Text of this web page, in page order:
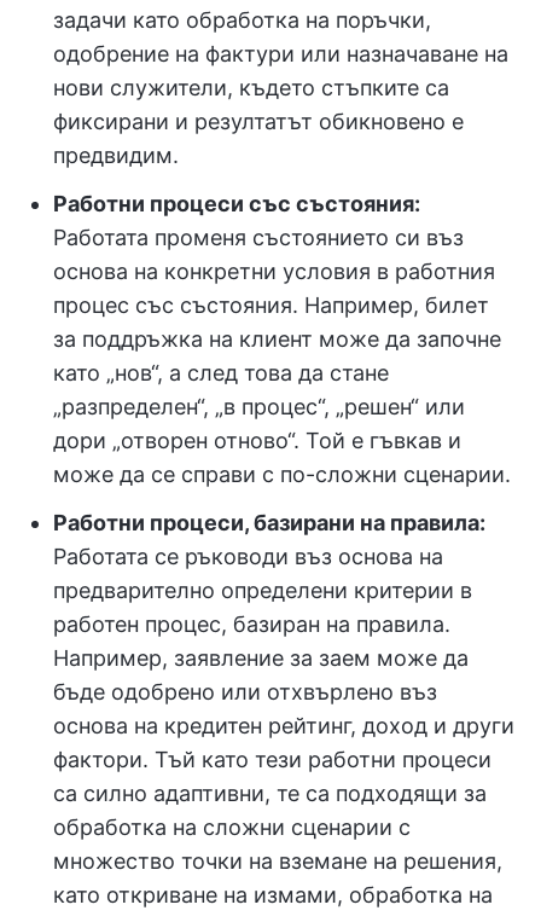
задачи като обработка на поръчки,
одобрение на фактури или назначаване на
нови служители, където стъпките са
фиксирани и резултатът обикновено е
предвидим.
Работни процеси със състояния:
Работата променя състоянието си въз
основа на конкретни условия в работния
процес със състояния. Например, билет
за поддръжка на клиент може да започне
като „нов“, а след това да стане
„разпределен“, „в процес“, „решен“ или
дори „отворен отново“. Той е гъвкав и
може да се справи с по-сложни сценарии.
Работни процеси, базирани на правила:
Работата се ръководи въз основа на
предварително определени критерии в
работен процес, базиран на правила.
Например, заявление за заем може да
бъде одобрено или отхвърлено въз
основа на кредитен рейтинг, доход и други
фактори. Тъй като тези работни процеси
са силно адаптивни, те са подходящи за
обработка на сложни сценарии с
множество точки на вземане на решения,
като откриване на измами, обработка на